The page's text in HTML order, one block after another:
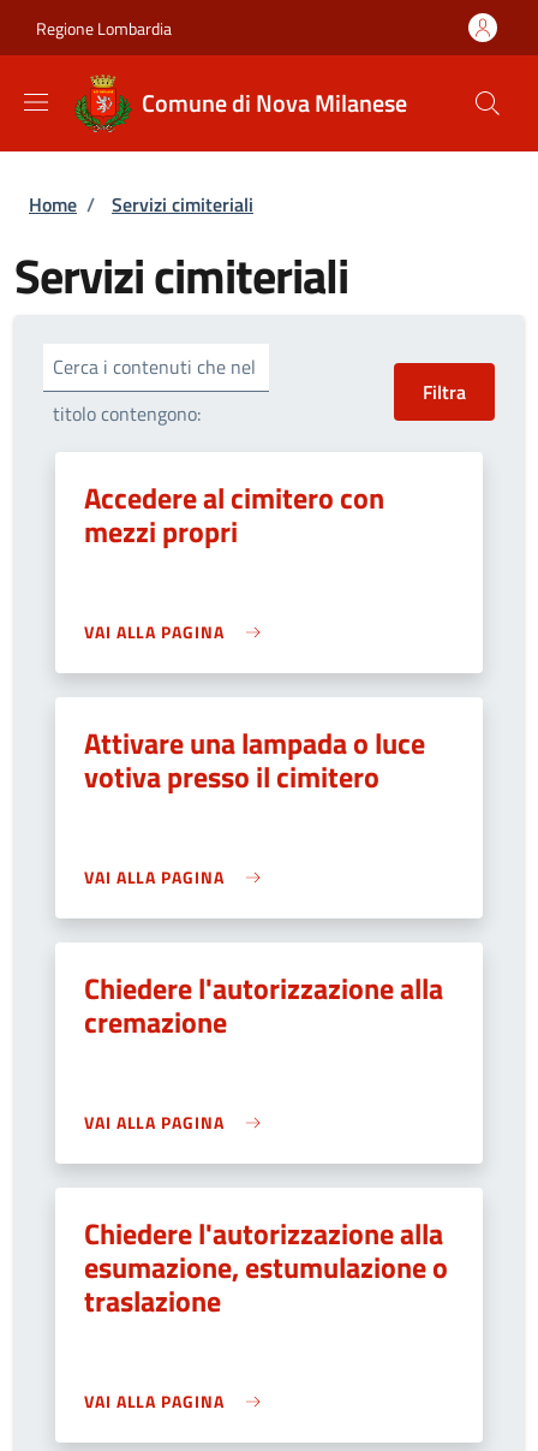
Regione Lombardia
Comune di Nova Milanese
Briciole di pane
Home / Servizi cimiteriali
Servizi cimiteriali
Cerca i contenuti che nel
titolo contengono:
Accedere al cimitero con
mezzi propri
VAI ALLA PAGINA
Attivare una lampada o luce
votiva presso il cimitero
VAI ALLA PAGINA
Chiedere l'autorizzazione alla
cremazione
VAI ALLA PAGINA
Chiedere l'autorizzazione alla
esumazione, estumulazione o
traslazione
VAI ALLA PAGINA